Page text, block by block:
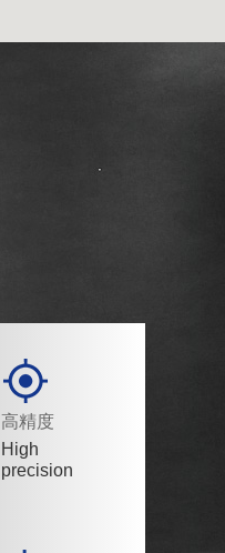
高精度
High
precision